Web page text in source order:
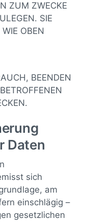
ZUM ZWECKE
SIE
OBEN
BEENDEN
Daten
sich
am
einschlägig –
gesetzlichen